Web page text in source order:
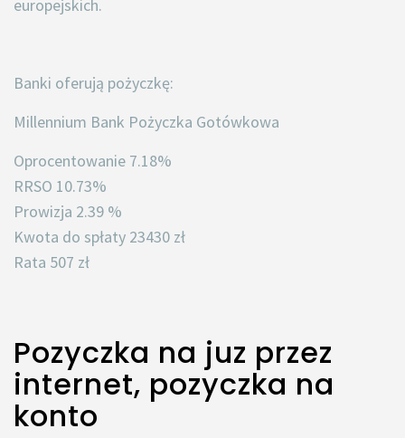
europejskich.
Banki oferują pożyczkę:
Millennium Bank Pożyczka Gotówkowa
Oprocentowanie 7.18%
RRSO 10.73%
Prowizja 2.39 %
Kwota do spłaty 23430 zł
Rata 507 zł
Pozyczka na juz przez
internet, pozyczka na
konto